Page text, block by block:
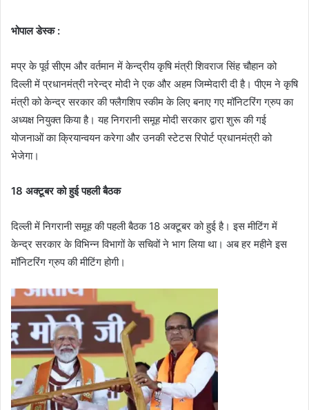
भोपाल डेस्क :
मप्र के पूर्व सीएम और वर्तमान में केन्द्रीय कृषि मंत्री शिवराज सिंह चौहान को
दिल्ली में प्रधानमंत्री नरेन्द्र मोदी ने एक और अहम जिम्मेदारी दी है। पीएम ने कृषि
मंत्री को केन्द्र सरकार की फ्लैगशिप स्कीम के लिए बनाए गए मॉनिटरिंग ग्रुप का
अध्यक्ष नियुक्त किया है। यह निगरानी समूह मोदी सरकार द्वारा शुरू की गई
योजनाओं का क्रियान्वयन करेगा और उनकी स्टेटस रिपोर्ट प्रधानमंत्री को
भेजेगा।
18 अक्टूबर को हुई पहली बैठक
दिल्ली में निगरानी समूह की पहली बैठक 18 अक्टूबर को हुई है। इस मीटिंग में
केन्द्र सरकार के विभिन्न विभागों के सचिवों ने भाग लिया था। अब हर महीने इस
मॉनिटरिंग ग्रुप की मीटिंग होगी।